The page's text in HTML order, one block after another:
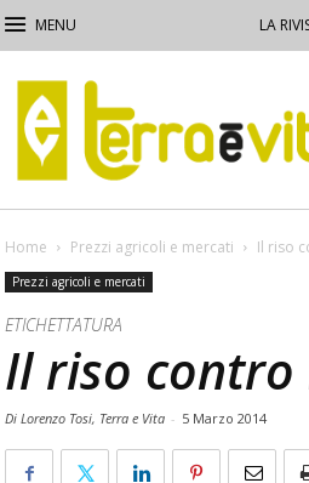
LA
Terra
e
Vita
Home Prezzi agricoli e mercati Il riso
Prezzi agricoli e mercati
ETICHETTATURA
Il riso
Di Lorenzo Tosi, Terra e Vita - 5 Marzo 2014